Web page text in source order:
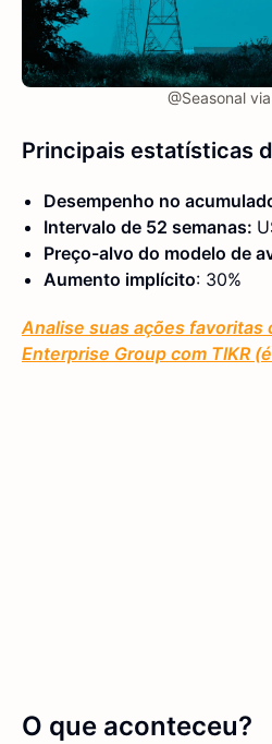
@Seasonal
Principais estatísticas
Desempenho no
Intervalo de 52 semanas:
Preço-alvo do modelo de
Aumento implícito: 30%
Analise suas ações favoritas
Enterprise Group com TIKR
O que aconteceu?